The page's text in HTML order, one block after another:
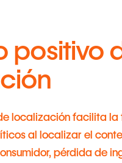
positivo
localización facilita la
al localizar el
pérdida de